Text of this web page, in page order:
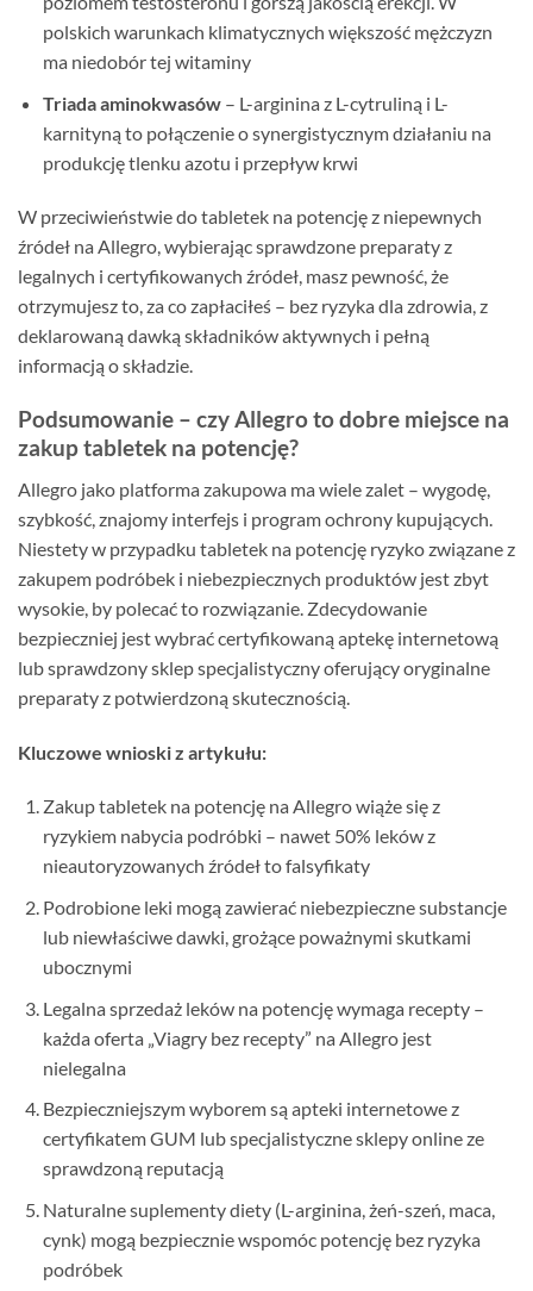
polskich warunkach klimatycznych większość mężczyzn
ma niedobór tej witaminy
Triada aminokwasów– L-arginina z L-cytruliną i L-
karnityną to połączenie o synergistycznym działaniu na
produkcję tlenku azotu i przepływ krwi
W przeciwieństwie do tabletek na potencję z niepewnych
źródeł na Allegro, wybierając sprawdzone preparaty z
legalnych i certyfikowanych źródeł, masz pewność, że
otrzymujesz to, za co zapłaciłeś – bez ryzyka dla zdrowia, z
deklarowaną dawką składników aktywnych i pełną
informacją o składzie.
Podsumowanie – czy Allegro to dobre miejsce na
zakup tabletek na potencję?
Allegro jako platforma zakupowa ma wiele zalet – wygodę,
szybkość, znajomy interfejs i program ochrony kupujących.
Niestety w przypadku tabletek na potencję ryzyko związane z
zakupem podróbek i niebezpiecznych produktów jest zbyt
wysokie, by polecać to rozwiązanie. Zdecydowanie
bezpieczniej jest wybrać certyfikowaną aptekę internetową
lub sprawdzony sklep specjalistyczny oferujący oryginalne
preparaty z potwierdzoną skutecznością.
Kluczowe wnioski z artykułu:
Zakup tabletek na potencję na Allegro wiąże się z
ryzykiem nabycia podróbki – nawet 50% leków z
nieautoryzowanych źródeł to falsyfikaty
Podrobione leki mogą zawierać niebezpieczne substancje
lub niewłaściwe dawki, grożące poważnymi skutkami
ubocznymi
Legalna sprzedaż leków na potencję wymaga recepty –
każda oferta „Viagry bez recepty” na Allegro jest
nielegalna
Bezpieczniejszym wyborem są apteki internetowe z
certyfikatem GUM lub specjalistyczne sklepy online ze
sprawdzoną reputacją
Naturalne suplementy diety (L-arginina, żeń-szeń, maca,
cynk) mogą bezpiecznie wspomóc potencję bez ryzyka
podróbek